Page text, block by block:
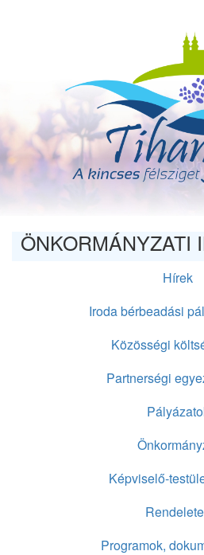
ÖNKORMÁNYZATI
Hírek
Iroda bérbeadási
Közösségi
Partnerségi
Képviselő-
Programok,